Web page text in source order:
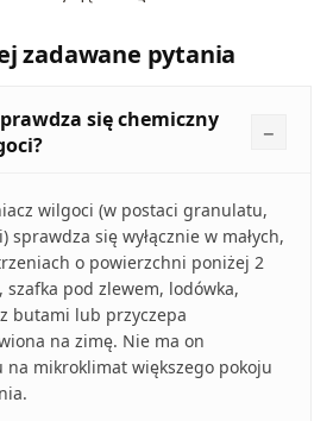
zadawane pytania
się chemiczny
wilgoci (w postaci granulatu,
sprawdza się wyłącznie w małych,
o powierzchni poniżej 2
szafka pod zlewem, lodówka,
butami lub przyczepa
na zimę. Nie ma on
na mikroklimat większego pokoju